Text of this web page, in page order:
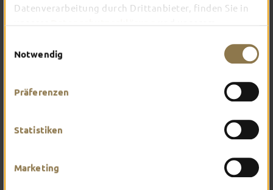
Datenverarbeitung durch Drittanbieter, finden Sie in
Notwendig
Präferenzen
Statistiken
Marketing